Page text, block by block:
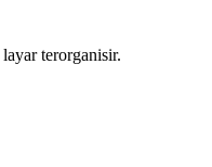
terorganisir.